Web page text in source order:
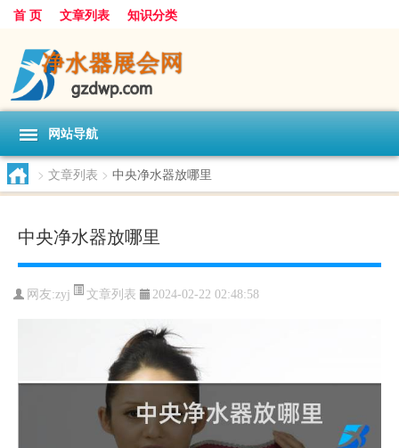
首 页 文章列表 知识分类
网站导航
> 文章列表 > 中央净水器放哪里
中央净水器放哪里
网友:zyj 文章列表 2024-02-22 02:48:58